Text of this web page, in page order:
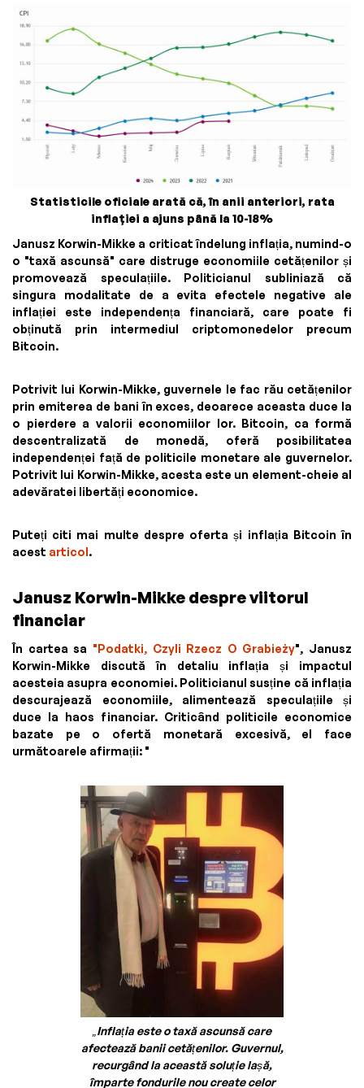
Statisticile oficiale arată că, în anii anteriori, rata
inflației a ajuns până la 10-18%
Janusz Korwin-Mikke a criticat îndelung inflația, numind-o
o "taxă ascunsă" care distruge economiile cetățenilor și
promovează speculațiile. Politicianul subliniază că
singura modalitate de a evita efectele negative ale
inflației este independența financiară, care poate fi
obținută prin intermediul criptomonedelor precum
Bitcoin.
Potrivit lui Korwin-Mikke, guvernele le fac rău cetățenilor
prin emiterea de bani în exces, deoarece aceasta duce la
o pierdere a valorii economiilor lor. Bitcoin, ca formă
descentralizată de monedă, oferă posibilitatea
independenței față de politicile monetare ale guvernelor.
Potrivit lui Korwin-Mikke, acesta este un element-cheie al
adevăratei libertăți economice.
Puteți citi mai multe despre oferta și inflația Bitcoin în
acest articol.
Janusz Korwin-Mikke despre viitorul
financiar
În cartea sa "Podatki, Czyli Rzecz O Grabieży", Janusz
Korwin-Mikke discută în detaliu inflația și impactul
acesteia asupra economiei. Politicianul susține că inflația
descurajează economiile, alimentează speculațiile și
duce la haos financiar. Criticând politicile economice
bazate pe o ofertă monetară excesivă, el face
următoarele afirmații: "
„Inflația este o taxă ascunsă care
afectează banii cetățenilor. Guvernul,
recurgând la această soluție lașă,
împarte fondurile nou create celor